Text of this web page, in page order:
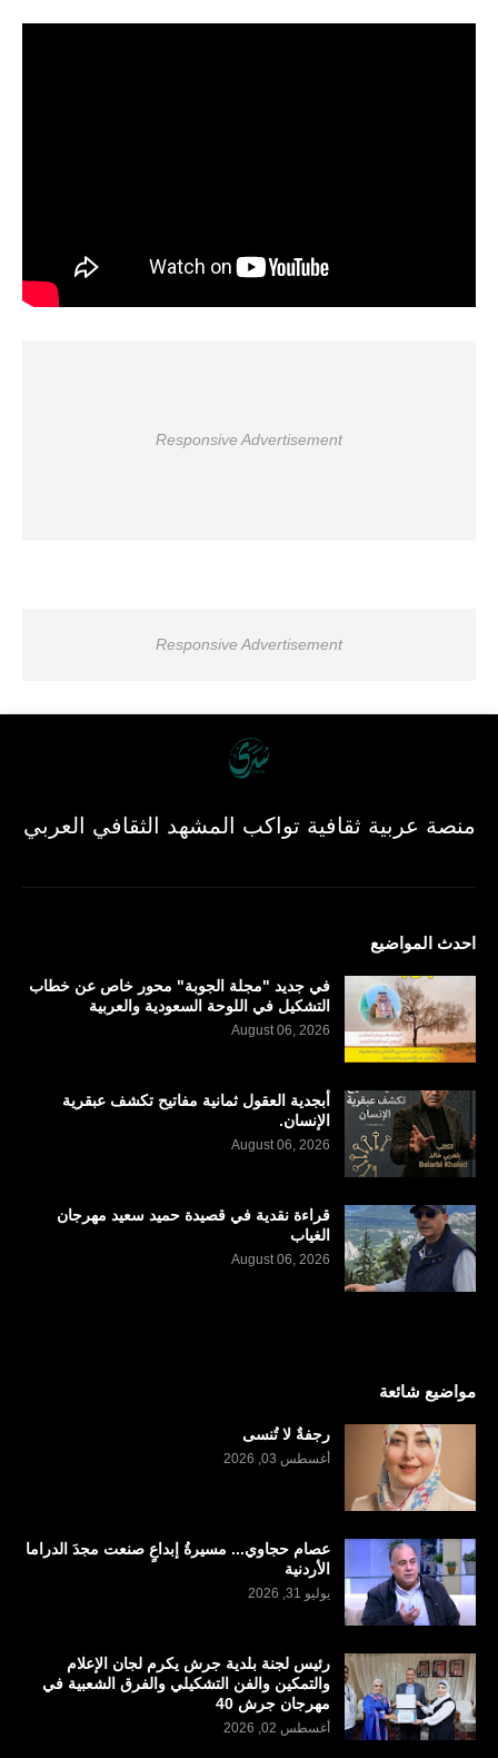
Responsive Advertisement
Responsive Advertisement
منصة عربية ثقافية تواكب المشهد الثقافي العربي
احدث المواضيع
في جديد "مجلة الجوبة" محور خاص عن خطاب
التشكيل في اللوحة السعودية والعربية
August 06, 2026
أبجدية العقول ثمانية مفاتيح تكشف عبقرية
الإنسان.
August 06, 2026
قراءة نقدية في قصيدة حميد سعيد مهرجان
الغياب
August 06, 2026
مواضيع شائعة
رجفةٌ لا تُنسى
أغسطس 03, 2026
عصام حجاوي... مسيرةُ إبداعٍ صنعت مجدَ الدراما
الأردنية
يوليو 31, 2026
رئيس لجنة بلدية جرش يكرم لجان الإعلام
والتمكين والفن التشكيلي والفرق الشعبية في
مهرجان جرش 40
أغسطس 02, 2026